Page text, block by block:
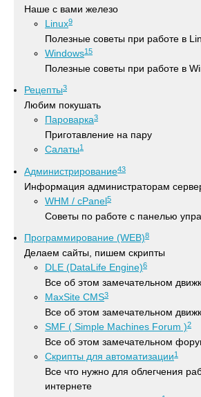
Наше с вами железо
Linux9
Полезные советы при работе в
Windows15
Полезные советы при работе в
Рецепты3
Любим покушать
Пароварка3
Приготавление на пару
Салаты1
Администрирование43
Информация администраторам
WHM / cPanel5
Советы по работе с панелью
Программирование (WEB)8
Делаем сайты, пишем скрипты
DLE (DataLife Engine)6
Все об этом замечательном
MaxSite CMS3
Все об этом замечательном
SMF ( Simple Machines Forum )2
Все об этом замечательном
Скрипты для автоматизации1
Все что нужно для облегчения
интернете